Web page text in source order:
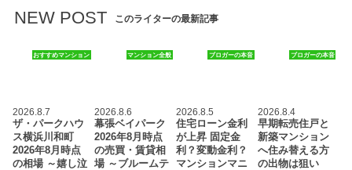
NEW POST このライターの最新記事
おすすめマンション
2026.8.7
ザ・パークハウ
ス横浜川和町
2026年8月時点
の相場 ～嬉し泣
マンション全般
2026.8.6
幕張ベイパーク
2026年8月時点
の売買・賃貸相
場 ～ブルームテ
ブロガーの本音
2026.8.5
住宅ローン金利
が上昇 固定金
利？変動金利？
マンションマニ
ブロガーの本音
2026.8.4
早期転売住戸と
新築マンション
へ住み替える方
の出物は狙い